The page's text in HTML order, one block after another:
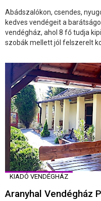
Abádszalókon, csendes,
kedves vendégeit a
vendégház, ahol 8 fő tudja
szobák mellett jól felszerelt ko
KIADÓ VENDÉGHÁZ
Aranyhal Vendégház